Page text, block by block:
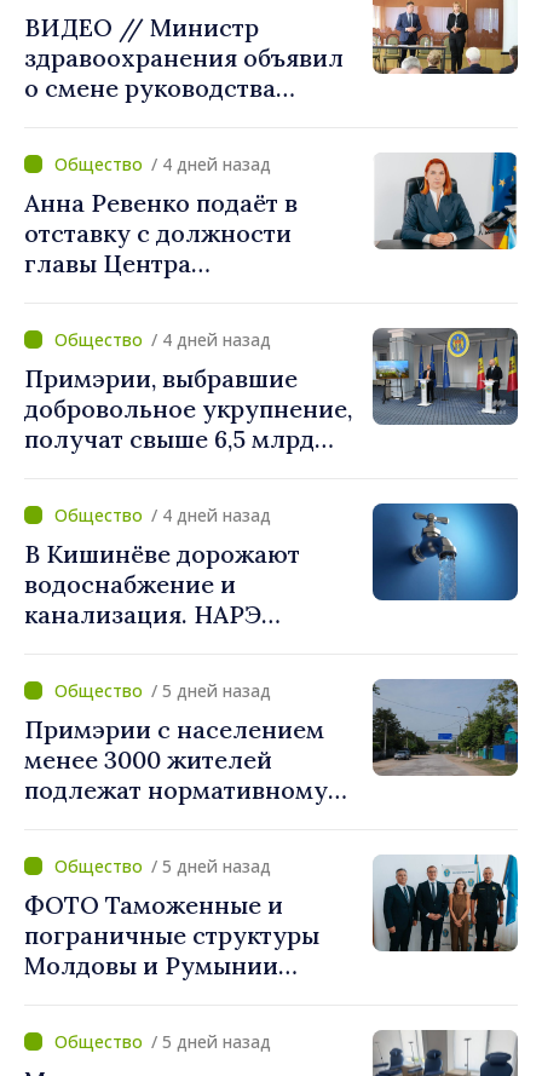
ВИДЕО // Министр
здравоохранения объявил
о смене руководства
больницы. Людмила
Капчеля будет исполнять
обязанности директора
/ 4 дней назад
Анна Ревенко подаёт в
отставку с должности
главы Центра
коммуникации и
противодействия
дезинформации
/ 4 дней назад
Примэрии, выбравшие
добровольное укрупнение,
получат свыше 6,5 млрд
«Правительство
предоставляет примэриям,
которые добровольно
объединяются,
беспрецедентный
/ 4 дней назад
В Кишинёве дорожают
водоснабжение и
канализация. НАРЭ
/ 5 дней назад
Примэрии с населением
менее 3000 жителей
подлежат нормативному
«Реформу нужно
завершить этой осенью»
/ 5 дней назад
ФОТО Таможенные и
пограничные структуры
Молдовы и Румынии
по разгрузке движения на
КПП "Леушены–Албица"
/ 5 дней назад